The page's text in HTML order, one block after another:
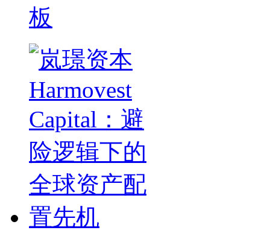
板